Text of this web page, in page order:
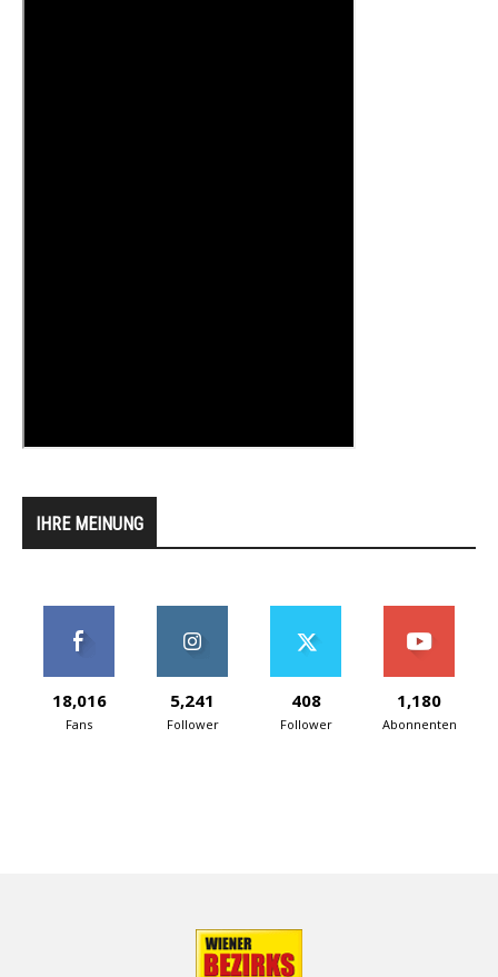
IHRE MEINUNG
18,016
Fans
5,241
Follower
408
Follower
1,180
Abonnenten